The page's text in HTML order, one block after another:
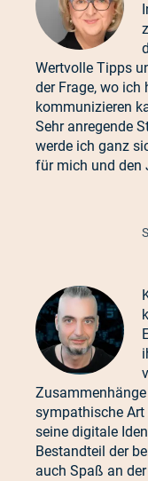
Wertvolle Tipps
der Frage, wo
kommunizieren
Sehr anregende
werde ich ganz
für mich und den
sympathische Art
seine digitale
Bestandteil der
auch Spaß an